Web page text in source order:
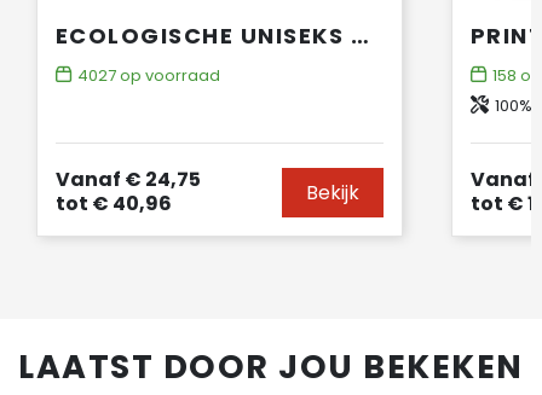
ECOLOGISCHE UNISEKS WINDBREAKER
4027op voorraad
Vanaf € 24,75
tot € 40,96 Bekijk
158
Vanaf
tot €
LAATST DOOR JOU BEKEKEN